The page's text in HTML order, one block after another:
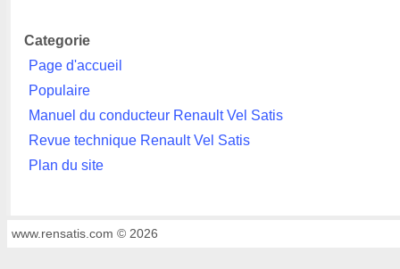
Categorie
Page d'accueil
Populaire
Manuel du conducteur Renault Vel Satis
Revue technique Renault Vel Satis
Plan du site
www.rensatis.com © 2026